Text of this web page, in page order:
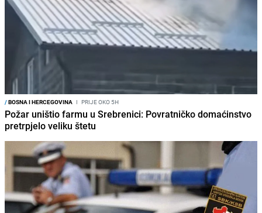
/BOSNA I HERCEGOVINA I PRIJE OKO 5H
Požar uništio farmu u Srebrenici: Povratničko domaćinstvo
pretrpjelo veliku štetu